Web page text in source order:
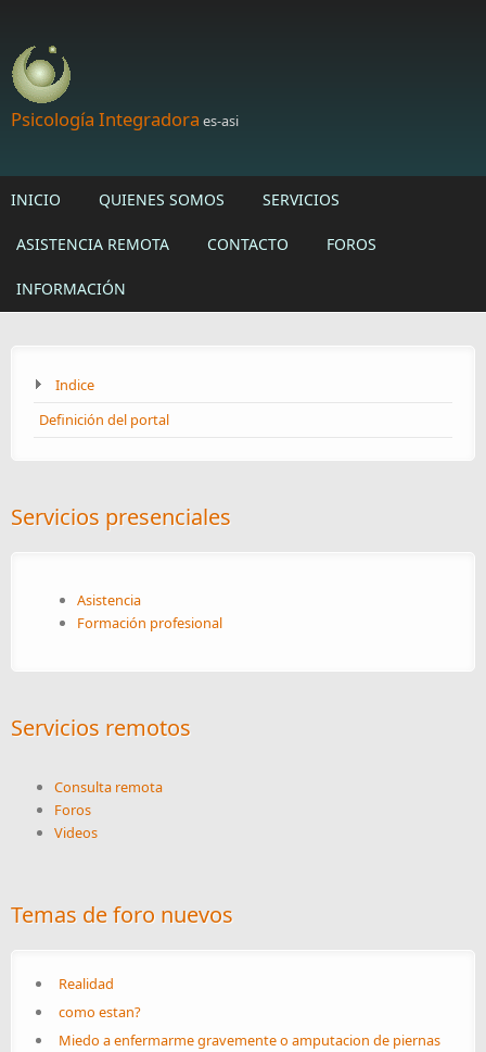
Psicología Integradora es-asi
INICIO QUIENES SOMOS SERVICIOS
ASISTENCIA REMOTA CONTACTO FOROS
INFORMACIÓN
Indice
Definición del portal
Servicios presenciales
Asistencia
Formación profesional
Servicios remotos
Consulta remota
Foros
Videos
Temas de foro nuevos
Realidad
como estan?
Miedo a enfermarme gravemente o amputacion de piernas